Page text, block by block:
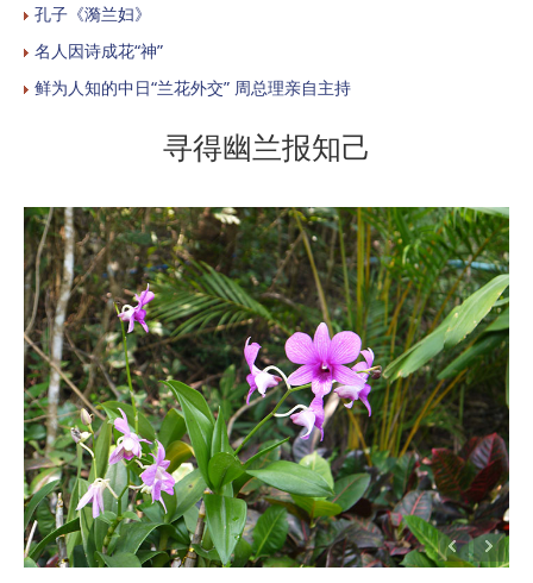
孔子《漪兰妇》
名人因诗成花“神”
鲜为人知的中日“兰花外交” 周总理亲自主持
寻得幽兰报知己